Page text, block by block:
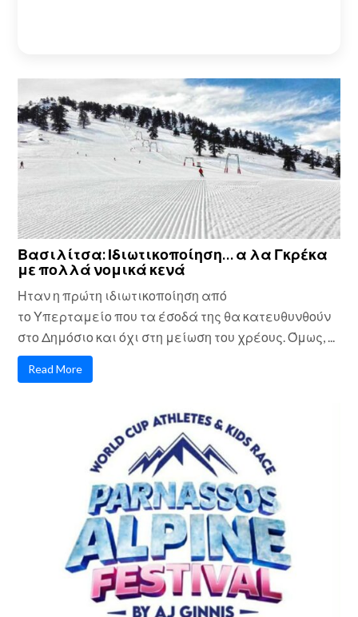
Βασιλίτσα: Ιδιωτικοποίηση… α λα Γκρέκα
με πολλά νομικά κενά
Ηταν η πρώτη ιδιωτικοποίηση από
το Υπερταμείο που τα έσοδά της θα κατευθυνθούν
στο Δημόσιο και όχι στη μείωση του χρέους. Όμως, ...
Read More